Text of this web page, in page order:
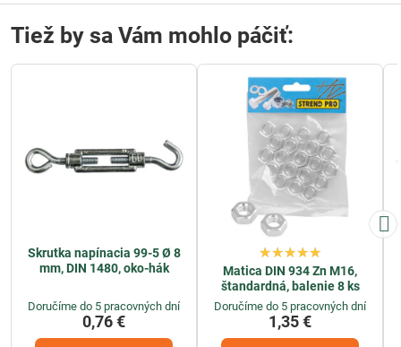
Tiež by sa Vám mohlo páčiť:
Skrutka napínacia 99-5 Ø 8
mm, DIN 1480, oko-hák
Doručíme do 5 pracovných dní
0,76 €
Matica DIN 934 Zn M16,
štandardná, balenie 8 ks
Doručíme do 5 pracovných dní
1,35 €